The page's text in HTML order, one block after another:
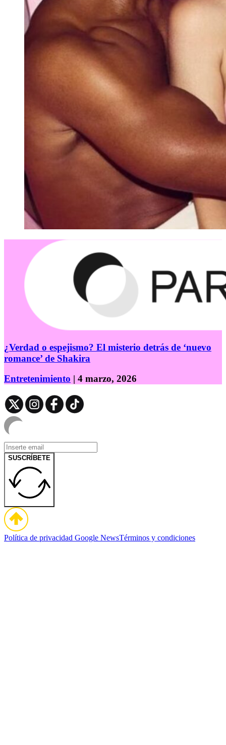
¿Verdad o espejismo? El misterio detrás de ‘nuevo
romance’ de Shakira
Entretenimiento | 4 marzo, 2026
SUSCRÍBETE
Política de privacidad Google NewsTérminos y condiciones